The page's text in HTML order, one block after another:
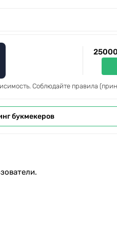
Соблюдайте правила
букмекеров